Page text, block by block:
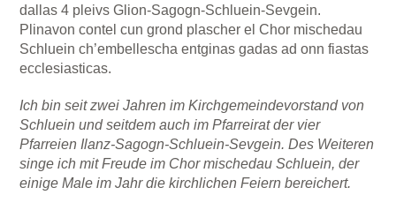
dallas 4 pleivs Glion-Sagogn-Schluein-Sevgein.
Plinavon contel cun grond plascher el Chor mischedau
Schluein ch’embellescha entginas gadas ad onn fiastas
ecclesiasticas.
Ich bin seit zwei Jahren im Kirchgemeindevorstand von
Schluein und seitdem auch im Pfarreirat der vier
Pfarreien Ilanz-Sagogn-Schluein-Sevgein. Des Weiteren
singe ich mit Freude im Chor mischedau Schluein, der
einige Male im Jahr die kirchlichen Feiern bereichert.